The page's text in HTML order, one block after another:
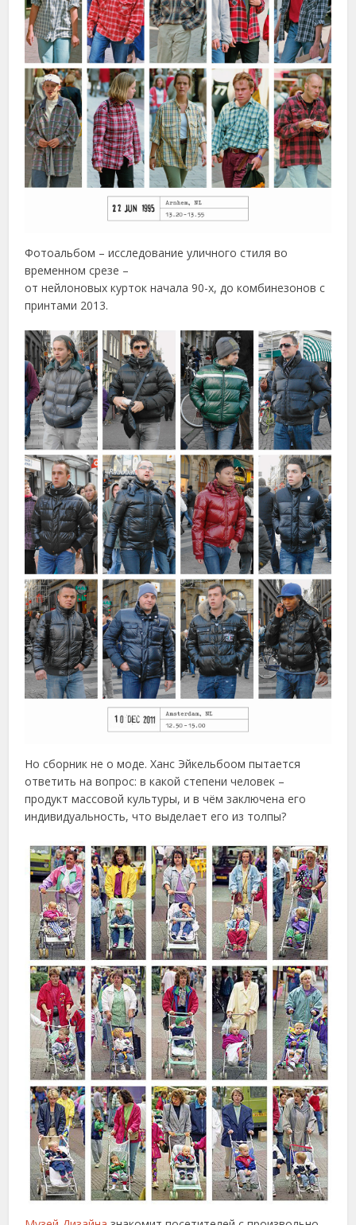
Фотоальбом – исследование уличного стиля во
временном срезе –
от нейлоновых курток начала 90-х, до комбинезонов с
принтами 2013.
Но сборник не о моде. Ханс Эйкельбоом пытается
ответить на вопрос: в какой степени человек –
продукт массовой культуры, и в чём заключена его
индивидуальность, что выделает его из толпы?